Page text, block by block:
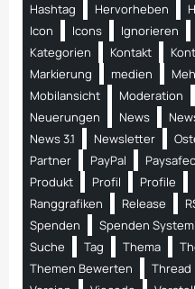
Hashtag
Hervorheben
Icon
Icons Ignorieren
Kategorien
Kontakt
Markierung
medien
Mobilansicht
Moderation
Neuerungen
News
News 3.1
Newsletter
Partner
PayPal
Produkt
Profil Profile
Ranggrafiken
Release
Spenden
Spenden System
Suche
Tag Thema
Themen Bewerten
Thread